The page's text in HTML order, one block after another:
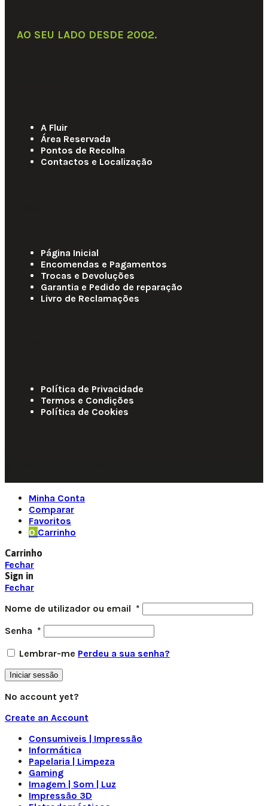
AO SEU LADO DESDE 2002.
A Fluir
Área Reservada
Pontos de Recolha
Contactos e Localização
Página Inicial
Encomendas e Pagamentos
Trocas e Devoluções
Garantia e Pedido de reparação
Livro de Reclamações
Política de Privacidade
Termos e Condições
Política de Cookies
Minha Conta
Comparar
Favoritos
0 Carrinho
Carrinho
Fechar
Sign in
Fechar
Nome de utilizador ou email *
Senha *
Lembrar-me Perdeu a sua senha?
Iniciar sessão
No account yet?
Create an Account
Consumiveis | Impressão
Informática
Papelaria | Limpeza
Gaming
Imagem | Som | Luz
Impressão 3D